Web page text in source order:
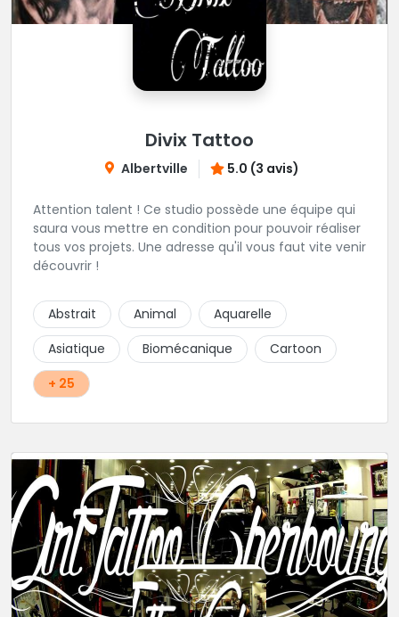
Divix Tattoo
Albertville 5.0 (3 avis)
Attention talent ! Ce studio possède une équipe qui
saura vous mettre en condition pour pouvoir réaliser
tous vos projets. Une adresse qu'il vous faut vite venir
découvrir !
Abstrait Animal
Aquarelle
Asiatique
Biomécanique
Cartoon
+ 25